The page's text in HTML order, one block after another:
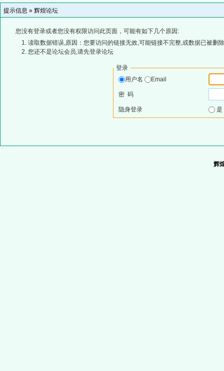
提示信息 » 辉煌论坛
您没有登录或者您没有权限访问此页面，可能有如下几个原因:
读取数据错误,原因：您要访问的链接无效,可能链接不完整,或数据已被删
您还不是论坛会员,请先登录论坛
登录
用户名
Email
密 码
隐身登录
辉